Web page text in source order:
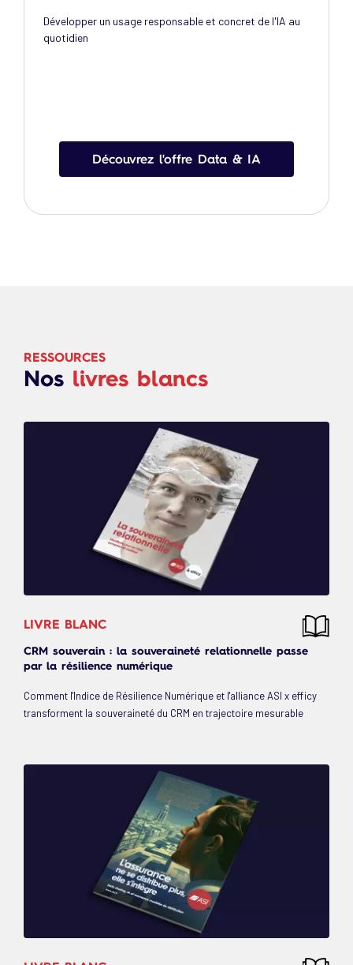
Développer un usage responsable et concret de l'IA au
quotidien​
Découvrez l'offre Data & IA
RESSOURCES
Nos livres blancs
LIVRE BLANC
CRM souverain : la souveraineté relationnelle passe
par la résilience numérique
Comment l'Indice de Résilience Numérique et l'alliance ASI x efficy
transforment la souveraineté du CRM en trajectoire mesurable